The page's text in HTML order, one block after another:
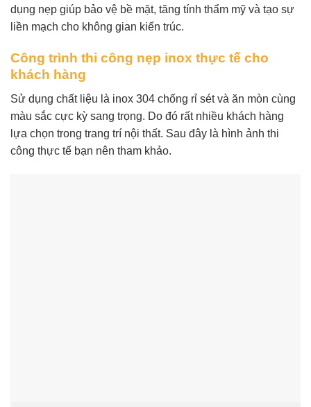
dụng nẹp giúp bảo vệ bề mặt, tăng tính thẩm mỹ và tạo sự
liền mạch cho không gian kiến trúc.
Công trình thi công nẹp inox thực tế cho
khách hàng
Sử dụng chất liệu là inox 304 chống rỉ sét và ăn mòn cùng
màu sắc cực kỳ sang trọng. Do đó rất nhiều khách hàng
lựa chọn trong trang trí nội thất. Sau đây là hình ảnh thi
công thực tế bạn nên tham khảo.